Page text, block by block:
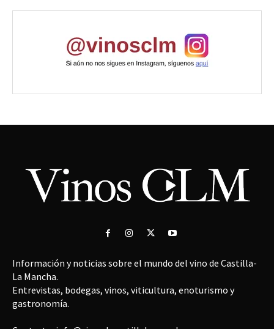
Información y noticias sobre el mundo del vino de Castilla-
La Mancha.
Entrevistas, bodegas, vinos, viticultura, enoturismo y
gastronomía.